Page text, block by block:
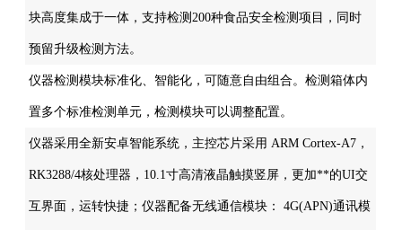
块高度集成于一体，支持检测200种食品安全检测项目，同时
预留升级检测方法。
仪器检测模块标准化、智能化，可随意自由组合。检测箱体内
置多个标准检测单元，检测模块可以调整配置。
仪器采用全新安卓智能系统，主控芯片采用 ARM Cortex-A7，
RK3288/4核处理器，10.1寸高清液晶触摸竖屏，更加**的UI交
互界面，运转快捷；仪器配备无线通信模块： 4G(APN)通讯模